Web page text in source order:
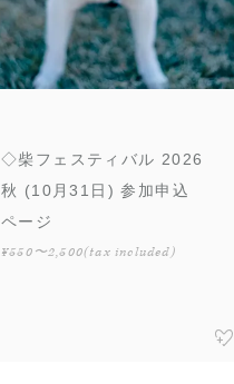
◇柴フェスティバル 2026
秋 (10月31日) 参加申込
ページ
¥550〜2,500(tax included)